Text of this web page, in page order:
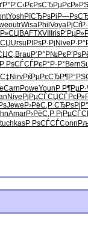
Р‘С‹РєРѕСЂРµРєР»
Yosh РїСЂРѕРі
outrWisaPhil Voya
BAFTXVII Iris
Ursu РІРѕР·Рј Nive
Brau Р‘Р°Р№Рє
Р РѕСЃСЃРєР°Р·Р° Bern
NirvРќРµРєСЂ
Carn PoweYoun Р Р¶РµР·
Nive РјРµСЃСЏ
Jewe Р›РёС‚Р СЂРѕРјР°
AmarР›РёС‚Р
tuchkasР РѕСЃСЃConn